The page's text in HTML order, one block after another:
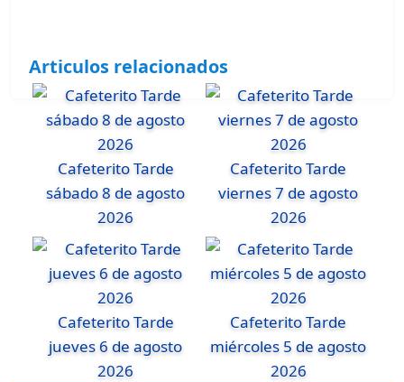
Articulos relacionados
Cafeterito Tarde
sábado 8 de agosto
2026
Cafeterito Tarde
viernes 7 de agosto
2026
Cafeterito Tarde
jueves 6 de agosto
2026
Cafeterito Tarde
miércoles 5 de agosto
2026